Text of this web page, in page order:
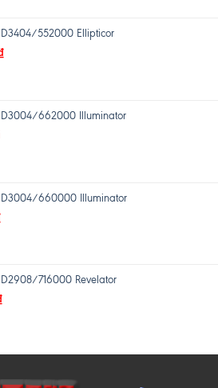
552000 Ellipticor
D3004/662000 Illuminator
D3004/660000 Illuminator
716000 Revelator